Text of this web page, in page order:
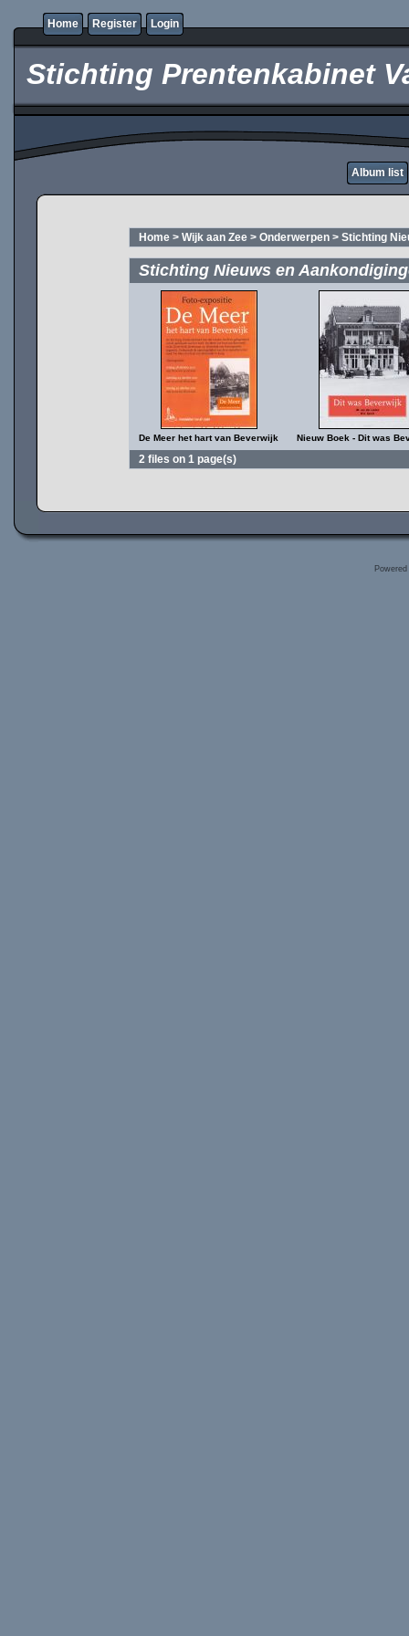
Home Register Login
Stichting Prentenkabinet
Album list
Home > Wijk aan Zee > Onderwerpen > Stichting
Stichting Nieuws en
De Meer het hart van Beverwijk Nieuw Boek - Dit was
2 files on 1 page(s)